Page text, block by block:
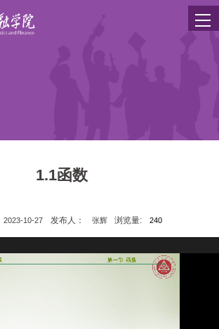
1.1函数
2023-10-27 发布人： 张辉 浏览量: 240